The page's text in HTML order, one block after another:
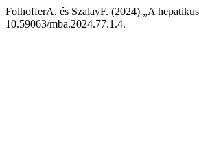
FolhofferA. és SzalayF. (2024) „A
10.59063/mba.2024.77.1.4.